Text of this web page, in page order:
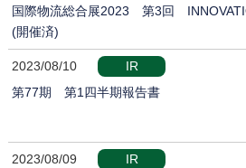
国際物流総合展2023 第3回
(開催済)
2023/08/10
IR
第77期 第1四半期報告書
2023/08/09
IR